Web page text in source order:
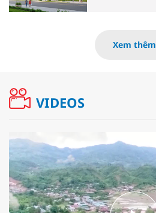
Xem thêm
VIDEOS